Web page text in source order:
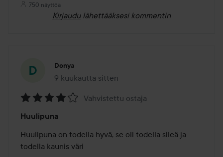
750 näyttöä
Kirjaudu lähettääksesi kommentin
Donya
9 kuukautta sitten
Viesti luotiin 9 kuukautta sitten
4
/
5
Vahvistettu ostaja
Huulipuna
Huulipuna on todella hyvä, se oli todella sileä ja
todella kaunis väri